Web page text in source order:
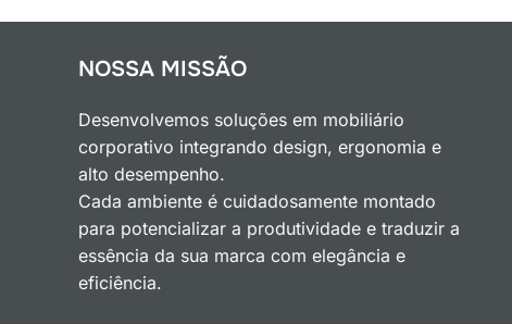
NOSSA MISSÃO
Desenvolvemos soluções em mobiliário
corporativo integrando design, ergonomia e
alto desempenho.
Cada ambiente é cuidadosamente montado
para potencializar a produtividade e traduzir a
essência da sua marca com elegância e
eficiência.